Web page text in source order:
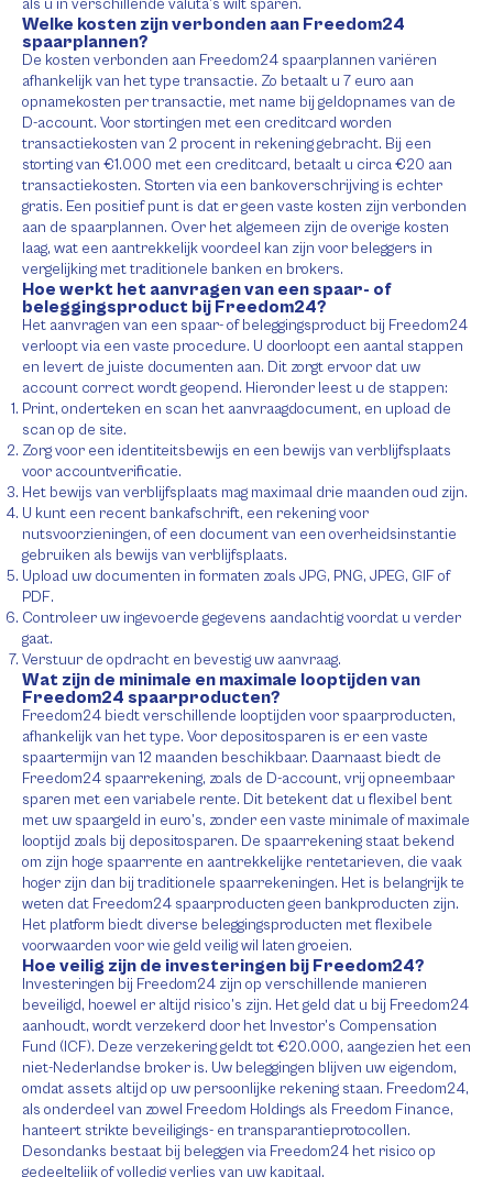
als u in verschillende valuta’s wilt sparen.
Welke kosten zijn verbonden aan Freedom24
spaarplannen?
De kosten verbonden aan Freedom24 spaarplannen variëren
afhankelijk van het type transactie. Zo betaalt u 7 euro aan
opnamekosten per transactie, met name bij geldopnames van de
D-account. Voor stortingen met een creditcard worden
transactiekosten van 2 procent in rekening gebracht. Bij een
storting van €1.000 met een creditcard, betaalt u circa €20 aan
transactiekosten. Storten via een bankoverschrijving is echter
gratis. Een positief punt is dat er geen vaste kosten zijn verbonden
aan de spaarplannen. Over het algemeen zijn de overige kosten
laag, wat een aantrekkelijk voordeel kan zijn voor beleggers in
vergelijking met traditionele banken en brokers.
Hoe werkt het aanvragen van een spaar- of
beleggingsproduct bij Freedom24?
Het aanvragen van een spaar- of beleggingsproduct bij Freedom24
verloopt via een vaste procedure. U doorloopt een aantal stappen
en levert de juiste documenten aan. Dit zorgt ervoor dat uw
account correct wordt geopend. Hieronder leest u de stappen:
Print, onderteken en scan het aanvraagdocument, en upload de
scan op de site.
Zorg voor een identiteitsbewijs en een bewijs van verblijfsplaats
voor accountverificatie.
Het bewijs van verblijfsplaats mag maximaal drie maanden oud zijn.
U kunt een recent bankafschrift, een rekening voor
nutsvoorzieningen, of een document van een overheidsinstantie
gebruiken als bewijs van verblijfsplaats.
Upload uw documenten in formaten zoals JPG, PNG, JPEG, GIF of
PDF.
Controleer uw ingevoerde gegevens aandachtig voordat u verder
gaat.
Verstuur de opdracht en bevestig uw aanvraag.
Wat zijn de minimale en maximale looptijden van
Freedom24 spaarproducten?
Freedom24 biedt verschillende looptijden voor spaarproducten,
afhankelijk van het type. Voor depositosparen is er een vaste
spaartermijn van 12 maanden beschikbaar. Daarnaast biedt de
Freedom24 spaarrekening, zoals de D-account, vrij opneembaar
sparen met een variabele rente. Dit betekent dat u flexibel bent
met uw spaargeld in euro’s, zonder een vaste minimale of maximale
looptijd zoals bij depositosparen. De spaarrekening staat bekend
om zijn hoge spaarrente en aantrekkelijke rentetarieven, die vaak
hoger zijn dan bij traditionele spaarrekeningen. Het is belangrijk te
weten dat Freedom24 spaarproducten geen bankproducten zijn.
Het platform biedt diverse beleggingsproducten met flexibele
voorwaarden voor wie geld veilig wil laten groeien.
Hoe veilig zijn de investeringen bij Freedom24?
Investeringen bij Freedom24 zijn op verschillende manieren
beveiligd, hoewel er altijd risico’s zijn. Het geld dat u bij Freedom24
aanhoudt, wordt verzekerd door het Investor’s Compensation
Fund (ICF). Deze verzekering geldt tot €20.000, aangezien het een
niet-Nederlandse broker is. Uw beleggingen blijven uw eigendom,
omdat assets altijd op uw persoonlijke rekening staan. Freedom24,
als onderdeel van zowel Freedom Holdings als Freedom Finance,
hanteert strikte beveiligings- en transparantieprotocollen.
Desondanks bestaat bij beleggen via Freedom24 het risico op
gedeeltelijk of volledig verlies van uw kapitaal.